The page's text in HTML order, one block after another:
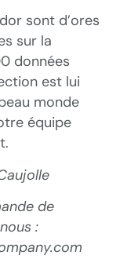
sont d’ores
sur la
données
est lui
monde
équipe
de
: